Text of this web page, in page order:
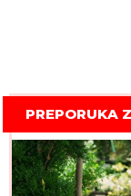
PREPORUKA